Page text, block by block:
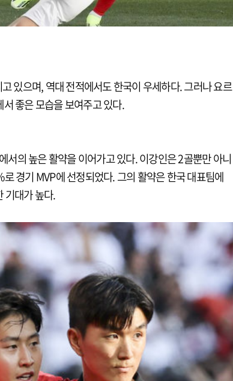
있으며, 역대 전적에서도 한국이 우세하다. 그러나 요르
좋은 모습을 보여주고 있다.
의 높은 활약을 이어가고 있다. 이강인은 2골뿐만 아니
경기 MVP에 선정되었다. 그의 활약은 한국 대표팀에
기대가 높다.